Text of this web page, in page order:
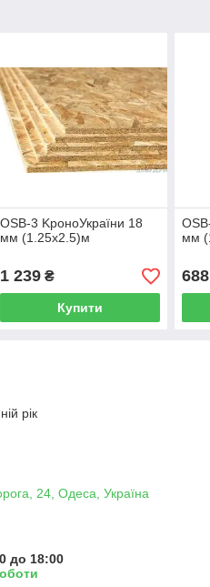
OSB-3 KроноУкраїни 18
мм (1.25х2.5)м
1 239₴
Купити
мм
рік
24, Одеса, Україна
до 18:00